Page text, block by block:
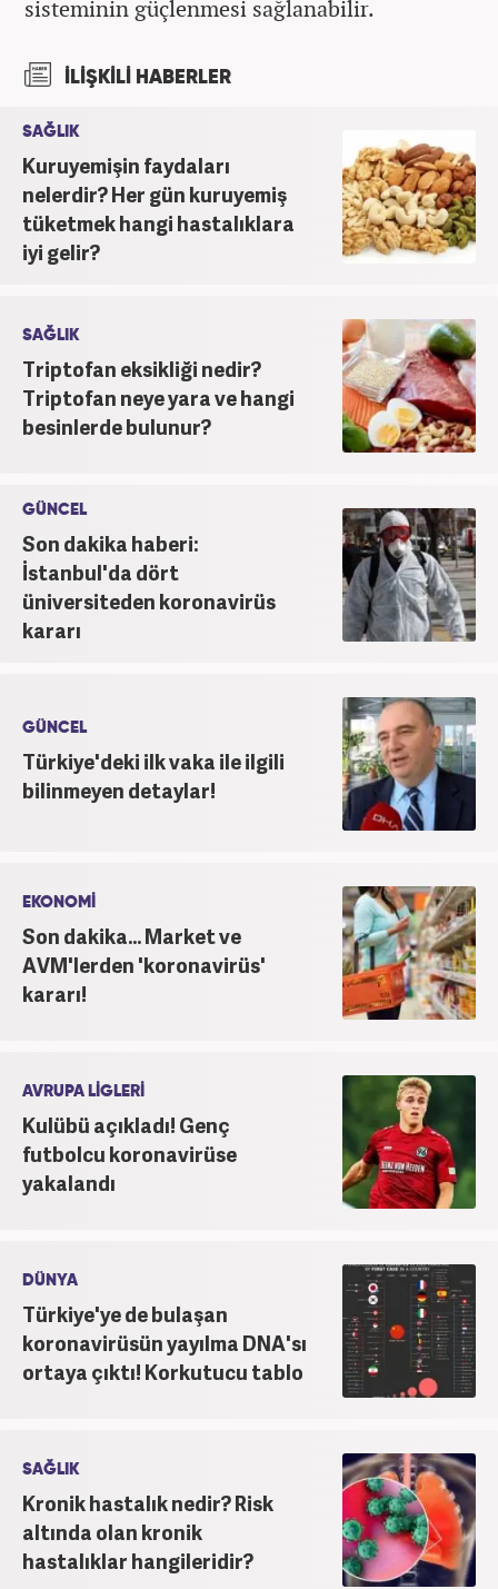
sisteminin güçlenmesi sağlanabilir.
İLİŞKİLİ HABERLER
SAĞLIK
Kuruyemişin faydaları
nelerdir? Her gün kuruyemiş
tüketmek hangi hastalıklara
iyi gelir?
SAĞLIK
Triptofan eksikliği nedir?
Triptofan neye yara ve hangi
besinlerde bulunur?
GÜNCEL
Son dakika haberi:
İstanbul'da dört
üniversiteden koronavirüs
kararı
GÜNCEL
Türkiye'deki ilk vaka ile ilgili
bilinmeyen detaylar!
EKONOMİ
Son dakika... Market ve
AVM'lerden 'koronavirüs'
kararı!
AVRUPA LİGLERİ
Kulübü açıkladı! Genç
futbolcu koronavirüse
yakalandı
DÜNYA
Türkiye'ye de bulaşan
koronavirüsün yayılma DNA'sı
ortaya çıktı! Korkutucu tablo
SAĞLIK
Kronik hastalık nedir? Risk
altında olan kronik
hastalıklar hangileridir?